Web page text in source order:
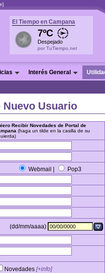
]
El Tiempo en Campana
7ºC
Despejado
por TuTiempo.net
Interés General
Nuevo Usuario
Recibir Novedades de Portal de
(haga un tilde en la casilla de su
Webmail |
Pop3
(dd/mm/aaaa)
Novedades [+info]